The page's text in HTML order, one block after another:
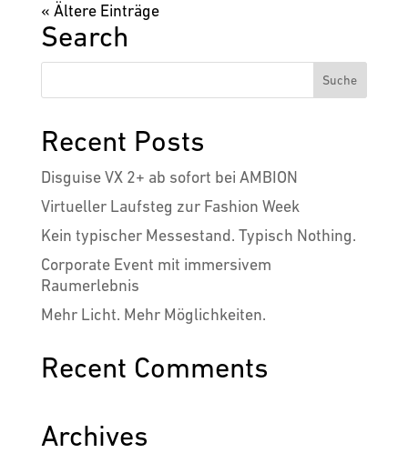
« Ältere Einträge
Search
Recent Posts
Disguise VX 2+ ab sofort bei AMBION
Virtueller Laufsteg zur Fashion Week
Kein typischer Messestand. Typisch Nothing.
Corporate Event mit immersivem
Raumerlebnis
Mehr Licht. Mehr Möglichkeiten.
Recent Comments
Archives